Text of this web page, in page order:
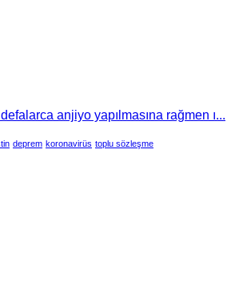
anjiyo yapılmasına rağmen ı...
deprem koronavirüs toplu sözleşme